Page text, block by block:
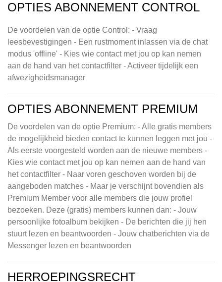
OPTIES ABONNEMENT CONTROL
De voordelen van de optie Control: - Vraag
leesbevestigingen - Een rustmoment inlassen via de chat
modus 'offline' - Kies wie contact met jou op kan nemen
aan de hand van het contactfilter - Activeer tijdelijk een
afwezigheidsmanager
OPTIES ABONNEMENT PREMIUM
De voordelen van de optie Premium: - Alle gratis members
de mogelijkheid bieden contact te kunnen leggen met jou -
Als eerste voorgesteld worden aan de nieuwe members -
Kies wie contact met jou op kan nemen aan de hand van
het contactfilter - Naar voren geschoven worden bij de
aangeboden matches - Maar je verschijnt bovendien als
Premium Member voor alle members die jouw profiel
bezoeken. Deze (gratis) members kunnen dan: - Jouw
persoonlijke fotoalbum bekijken - De berichten die jij hen
stuurt lezen en beantwoorden - Jouw chatberichten via de
Messenger lezen en beantwoorden
HERROEPINGSRECHT